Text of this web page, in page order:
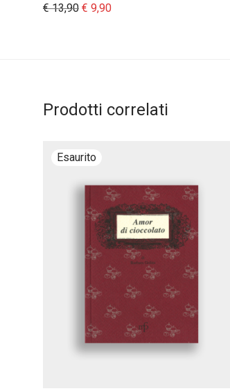
€13,90 Il prezzo originale era: € 13,90.
€ 9,90Il prezzo attuale è: € 9,90.
Prodotti correlati